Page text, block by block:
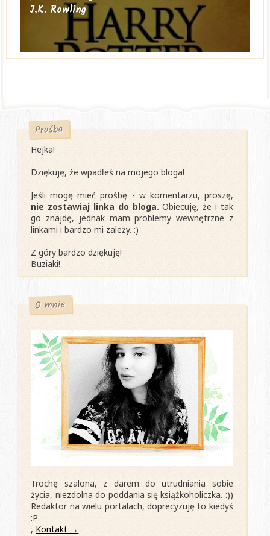
J.K. Rowling
Prośba
Hejka!
Dziękuję, że wpadłeś na mojego bloga!
Jeśli mogę mieć prośbę - w komentarzu, proszę,
nie zostawiaj linka do bloga. Obiecuję, że i tak
go znajdę, jednak mam problemy wewnętrzne z
linkami i bardzo mi zależy. :)
Z góry bardzo dziękuję!
Buziaki!
O mnie
Trochę szalona, z darem do utrudniania sobie
życia, niezdolna do poddania się książkoholiczka. :))
Redaktor na wielu portalach, doprecyzuję to kiedyś
:P
, Kontakt →